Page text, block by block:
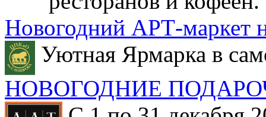
Новогодний АРТ-маркет
Уютная Ярмарка в
НОВОГОДНИЕ